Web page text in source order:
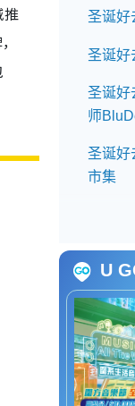
圣诞好
圣诞好
圣诞好
师
圣诞好
市集
圣诞
圣诞好
圣诞好
Gold
圣诞好
U